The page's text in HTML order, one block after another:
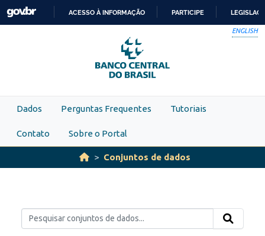
Skip to main content
PARA
O
CONTEÚDO
ACESSO À INFORMAÇÃO PARTICIPE
ENGLISH
Dados Perguntas Frequentes Tutoriais
Contato Sobre o Portal
Conjuntos de dados